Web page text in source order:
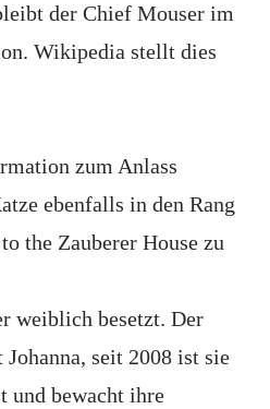
der Chief Mouser im
Wikipedia stellt dies
zum Anlass
ebenfalls in den Rang
the Zauberer House zu
weiblich besetzt. Der
seit 2008 ist sie
und bewacht ihre